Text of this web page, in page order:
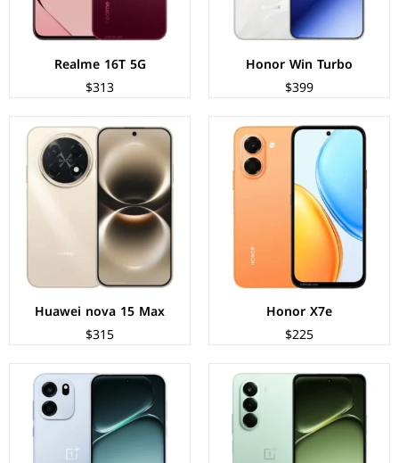
Honor Win Turbo
$399
Realme 16T 5G
$313
Honor X7e
$225
عرض المواصفات ←
Huawei nova 15 Max
$315
عرض المواصفات ←
المعالج:
الكاميرات:خلفية 50+2 م.ب/ امامية 8 م.ب
الذاكرة+الرام:128/256 + 6/8 جيجابايت
نظام التشغيل:Android 16
البطارية:7000 مللي أمبير - 45 واط
عرض المواصفات ←
الشاشة:AMOLED بحجم 6.78 بوصة بدقة 1272p
المعالج:Qualcomm Snapdragon 7s Gen 4
الكاميرات:
خلفية 50+2 م.ب / امامية 32 م.ب
الذاكرة+الرام:128/256 + 8 جيجابايت
نظام التشغيل:Android 16
البطارية:7500 مللي أمبير - 80 واط
عرض المواصفات ←
الشاشة:
المعالج:Mediatek Dimensity 6300
الكاميرات:خلفية 108+2 م.ب/ امامية 8 م.ب
الذاكرة+الرام:128/256 + 8 جيجابايت
الشاشة:
المعالج:Mediatek Dimensity 7300e
الكاميرات:خلفية 50 م.ب/ امامية 32 م.ب
الذاكرة+الرام:128/256/512 + 8/12 جيجابايت